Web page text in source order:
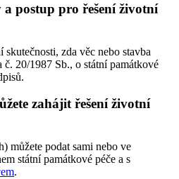
postup pro řešení životní
zda věc nebo stavba
20/1987 Sb., o státní památkové
zahájit řešení životní
můžete podat sami nebo ve
státní památkové péče a s
.